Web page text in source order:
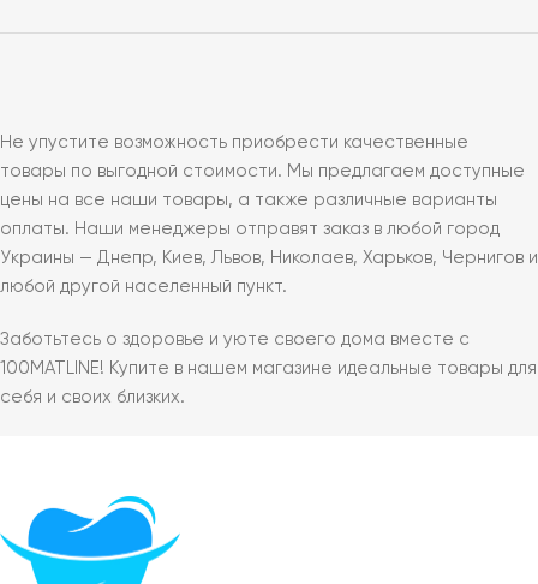
Не упустите возможность приобрести качественные
товары по выгодной стоимости. Мы предлагаем доступные
цены на все наши товары, а также различные варианты
оплаты. Наши менеджеры отправят заказ в любой город
Украины — Днепр, Киев, Львов, Николаев, Харьков, Чернигов и
любой другой населенный пункт.
Заботьтесь о здоровье и уюте своего дома вместе с
100MATLINE! Купите в нашем магазине идеальные товары для
себя и своих близких.